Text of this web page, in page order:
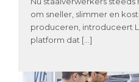
om sneller, slimmer en
produceren, introduceert
platform dat […]